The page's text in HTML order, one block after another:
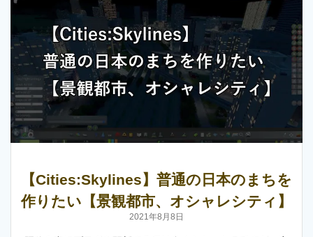
【Cities:Skylines】普通の日本のまちを
作りたい【景観都市、オシャレシティ】
2021年8月8日